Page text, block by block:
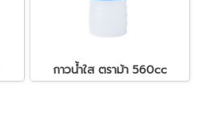
กาวน้ำใส ตราม้า 560cc